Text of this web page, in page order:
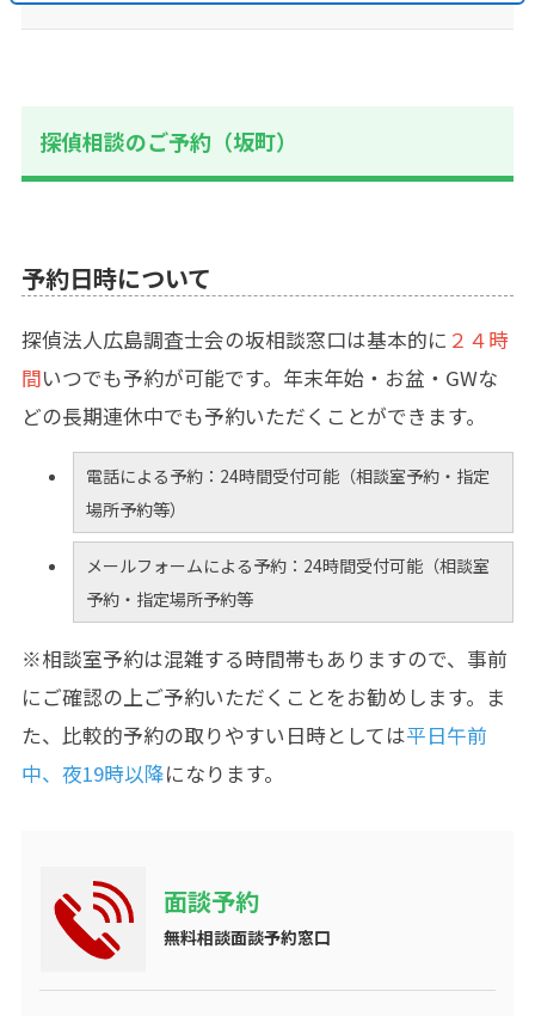
探偵相談のご予約（坂町）
予約日時について
探偵法人広島調査士会の坂相談窓口は基本的に ２４時
間いつでも予約が可能です。年末年始・お盆・GWな
どの長期連休中でも予約いただくことができます。
電話による予約：24時間受付可能（相談室予約・指定
場所予約等）
メールフォームによる予約：24時間受付可能（相談室
予約・指定場所予約等
※相談室予約は混雑する時間帯もありますので、事前
にご確認の上ご予約いただくことをお勧めします。ま
た、比較的予約の取りやすい日時としては平日午前
中、夜19時以降になります。
面談予約
無料相談面談予約窓口